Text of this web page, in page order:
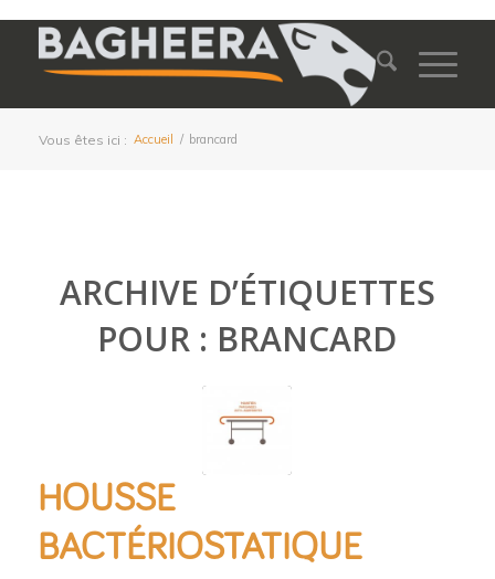
Vous êtes ici : Accueil / brancard
ARCHIVE D’ÉTIQUETTES
POUR : BRANCARD
HOUSSE
BACTÉRIOSTATIQUE